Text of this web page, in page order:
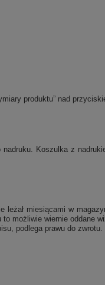
produktu” nad
Koszulka z
miesiącami w
możliwie wiernie oddane
podlega prawu do zwrotu.